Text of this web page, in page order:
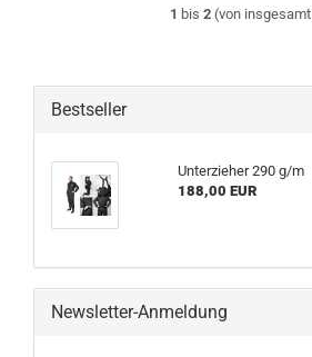
1 bis 2 (von insgesamt
Bestseller
Unterzieher 290 g/m
188,00 EUR
Newsletter-Anmeldung